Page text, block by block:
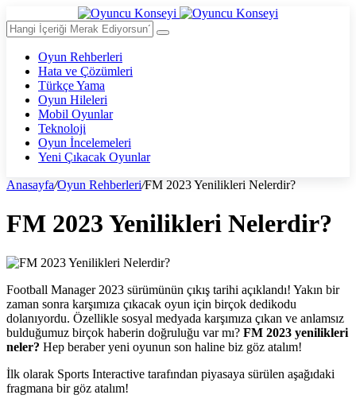
Oyun Rehberleri
Hata ve Çözümleri
Türkçe Yama
Oyun Hileleri
Mobil Oyunlar
Teknoloji
Oyun İncelemeleri
Yeni Çıkacak Oyunlar
Anasayfa/Oyun Rehberleri/FM 2023 Yenilikleri Nelerdir?
FM 2023 Yenilikleri Nelerdir?
Football Manager 2023 sürümünün çıkış tarihi açıklandı! Yakın bir
zaman sonra karşımıza çıkacak oyun için birçok dedikodu
dolanıyordu. Özellikle sosyal medyada karşımıza çıkan ve anlamsız
bulduğumuz birçok haberin doğruluğu var mı? FM 2023 yenilikleri
neler? Hep beraber yeni oyunun son haline biz göz atalım!
İlk olarak Sports Interactive tarafından piyasaya sürülen aşağıdaki
fragmana bir göz atalım!